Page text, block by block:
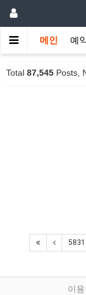
메인 예
Total 87,545 Posts,
5831
이